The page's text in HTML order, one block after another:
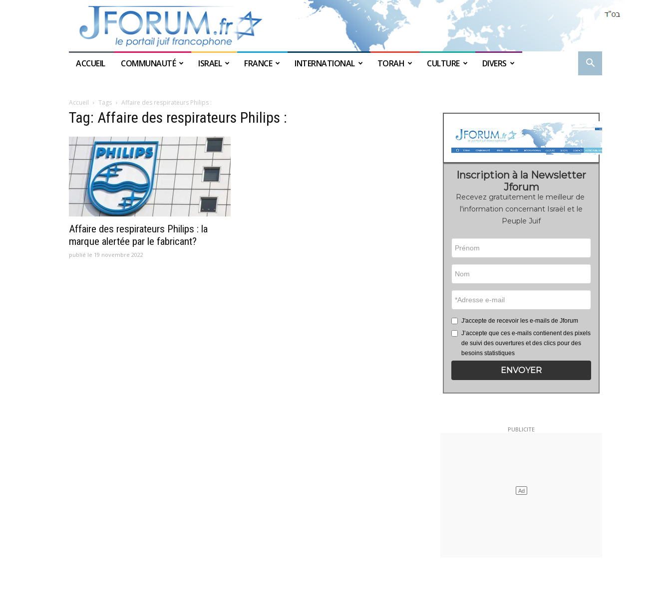
ACCUEIL COMMUNAUTÉ ISRAEL FRANCE INTERNATIONAL TORAH CULTURE DIVERS
Accueil Tags Affaire des respirateurs Philips :
Tag: Affaire des respirateurs Philips :
Affaire des respirateurs Philips : la
marque alertée par le fabricant?
publié le 19 novembre 2022
Inscription à la Newsletter
Jforum
Recevez gratuitement le meilleur de
l'information concernant Israël et le
Peuple Juif
J'accepte de recevoir les e-mails de Jforum
J’accepte que ces e-mails contienent des pixels
de suivi des ouvertures et des clics pour des
besoins statistiques
ENVOYER